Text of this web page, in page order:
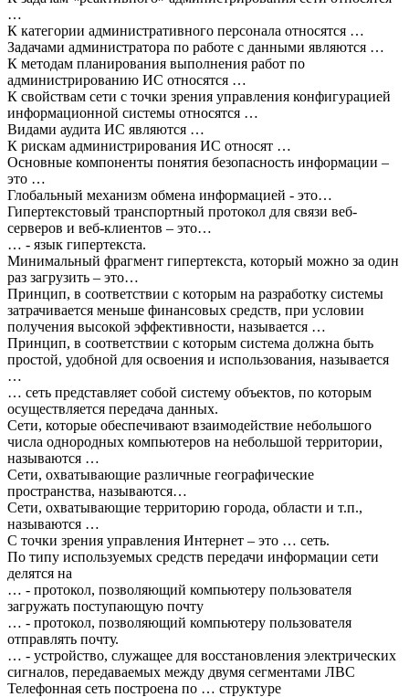
…
К категории административного персонала относятся …
Задачами администратора по работе с данными являются …
К методам планирования выполнения работ по
администрированию ИС относятся …
К свойствам сети с точки зрения управления конфигурацией
информационной системы относятся …
Видами аудита ИС являются …
К рискам администрирования ИС относят …
Основные компоненты понятия безопасность информации –
это …
Глобальный механизм обмена информацией - это…
Гипертекстовый транспортный протокол для связи веб-
серверов и веб-клиентов – это…
… - язык гипертекста.
Минимальный фрагмент гипертекста, который можно за один
раз загрузить – это…
Принцип, в соответствии с которым на разработку системы
затрачивается меньше финансовых средств, при условии
получения высокой эффективности, называется …
Принцип, в соответствии с которым система должна быть
простой, удобной для освоения и использования, называется
…
… сеть представляет собой систему объектов, по которым
осуществляется передача данных.
Сети, которые обеспечивают взаимодействие небольшого
числа однородных компьютеров на небольшой территории,
называются …
Сети, охватывающие различные географические
пространства, называются…
Сети, охватывающие территорию города, области и т.п.,
называются …
С точки зрения управления Интернет – это … сеть.
По типу используемых средств передачи информации сети
делятся на
… - протокол, позволяющий компьютеру пользователя
загружать поступающую почту
… - протокол, позволяющий компьютеру пользователя
отправлять почту.
… - устройство, служащее для восстановления электрических
сигналов, передаваемых между двумя сегментами ЛВС
Телефонная сеть построена по … структуре